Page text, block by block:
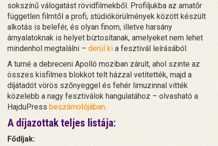
sokszínű válogatást rövidfilmekből. Profiljukba az amatőr
független filmtől a profi, stúdiókörülmények között készült
alkotás is belefér, és olyan finom, illetve harsány
árnyalatoknak is helyet biztosítanak, amelyeket nem lehet
mindenhol megtalálni – derül ki a fesztivál leírásából.
A turné a debreceni Apolló moziban zárult, ahol szinte az
összes kisfilmes blokkot telt házzal vetítették, majd a
díjátadót vörös szőnyeggel és fehér limuzinnal vitték
közelebb a nagy fesztiválok hangulatához – olvasható a
HajduPress beszámolójában.
A díjazottak teljes listája:
Fődíjak: